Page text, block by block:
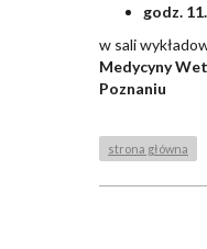
godz.
w sali
Medycyny
Poznaniu
strona główna